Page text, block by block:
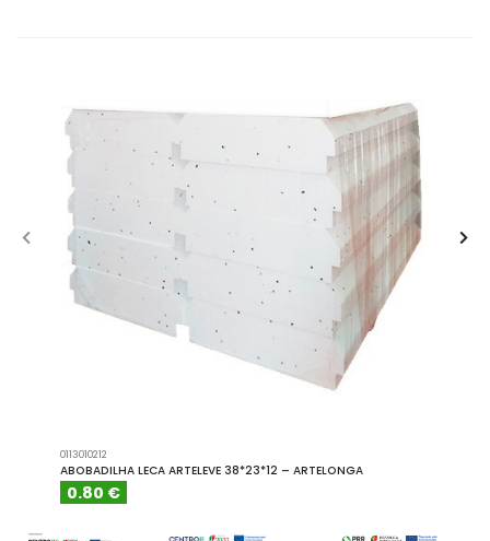
0113010212
ABOBADILHA LECA ARTELEVE 38*23*12 – ARTELONGA
0.80 €